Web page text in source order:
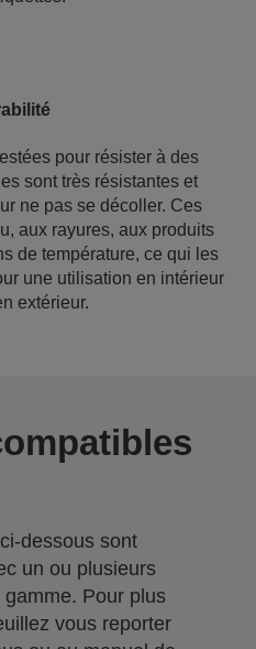
pour résister à des
sont très résistantes et
ne pas se décoller. Ces
aux rayures, aux produits
de température, ce qui les
une utilisation en intérieur
extérieur.
dessous sont
un ou plusieurs
Pour plus
vous reporter